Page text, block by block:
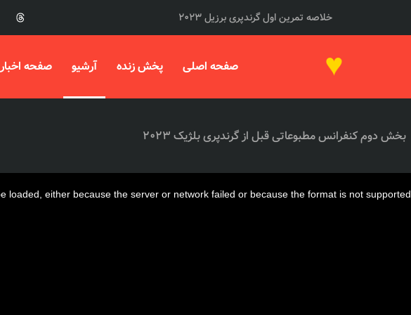
خلاصه تمرین اول گرندپری برزیل 2023
♥ صفحه اصلی پخش زنده آرشیو صفحه اخبار
بخش دوم کنفرانس مطبوعاتی قبل از گرندپری بلژیک 2023
loaded, either because the server or network failed or because the format is not supported.